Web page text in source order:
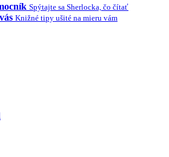
Spýtajte sa Sherlocka, čo čítať
Knižné tipy ušité na mieru vám